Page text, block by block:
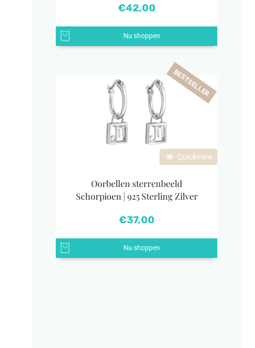
€42,00
Nu shoppen
Quickview
BESTSELLER
Oorbellen sterrenbeeld
Schorpioen | 925 Sterling Zilver
€37,00
Nu shoppen